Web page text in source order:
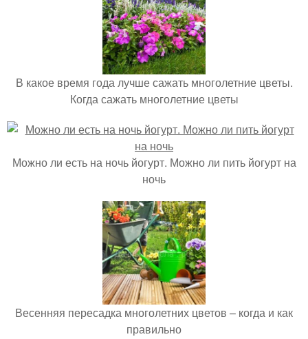
В какое время года лучше сажать многолетние цветы.
Когда сажать многолетние цветы
Можно ли есть на ночь йогурт. Можно ли пить йогурт на
ночь
Весенняя пересадка многолетних цветов – когда и как
правильно